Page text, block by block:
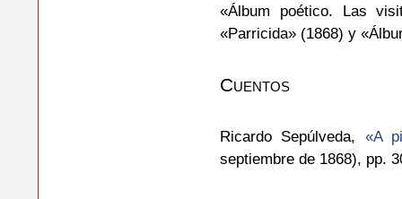
«Álbum poético. Las
«Parricida» (1868) y
Cuentos
Ricardo Sepúlveda, «A
septiembre de 1868), pp.